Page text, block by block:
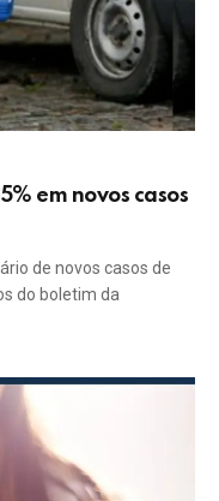
em novos casos
de novos casos de
do boletim da